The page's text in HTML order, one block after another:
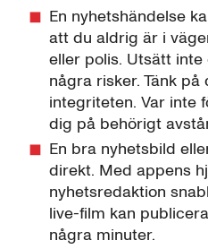
En nyhetshändelse
att du aldrig är i
eller polis. Utsätt
några risker. Tänk
integriteten. Var inte
dig på behörigt
En bra nyhetsbild
direkt. Med appens
nyhetsredaktion
live-film kan
några minuter.